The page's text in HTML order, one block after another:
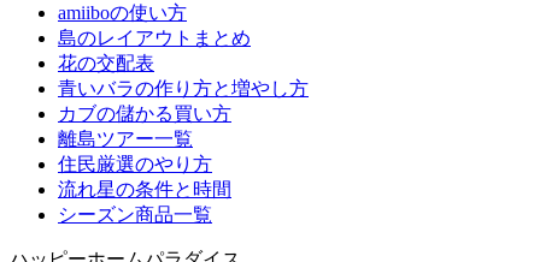
amiiboの使い方
島のレイアウトまとめ
花の交配表
青いバラの作り方と増やし方
カブの儲かる買い方
離島ツアー一覧
住民厳選のやり方
流れ星の条件と時間
シーズン商品一覧